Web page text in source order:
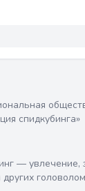
спидкубинга»
— увлечение,
других